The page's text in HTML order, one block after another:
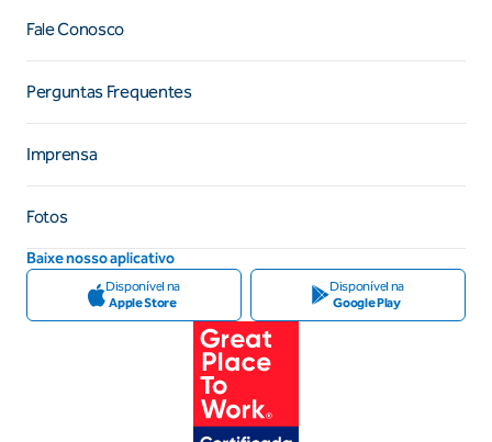
Fale Conosco
Perguntas Frequentes
Imprensa
Fotos
Baixe nosso aplicativo
Disponível na
Apple Store
Disponível na
Google Play